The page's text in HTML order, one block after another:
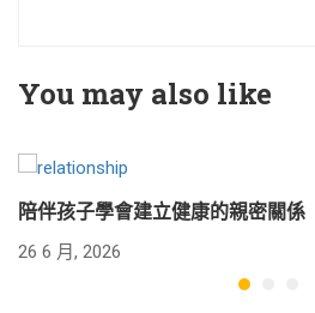
You may also like
陪伴孩子學會建立健康的親密關係
26 6 月, 2026